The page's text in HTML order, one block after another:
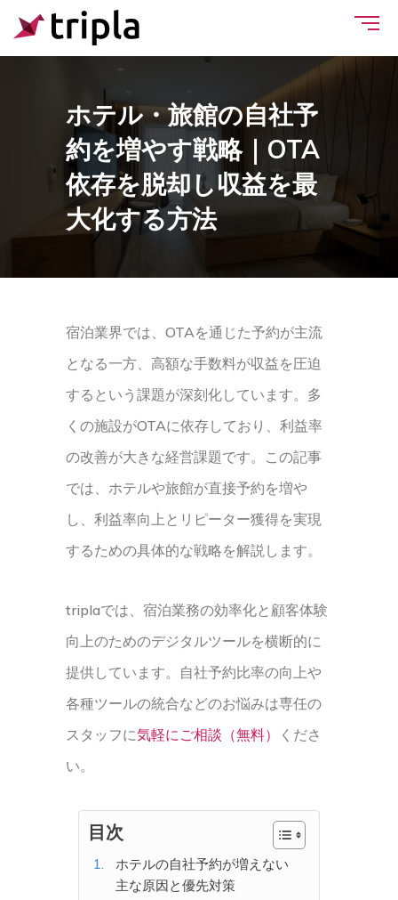
ホテル・旅館の自社予
約を増やす戦略｜OTA
依存を脱却し収益を最
大化する方法
宿泊業界では、OTAを通じた予約が主流
となる一方、高額な手数料が収益を圧迫
するという課題が深刻化しています。多
くの施設がOTAに依存しており、利益率
の改善が大きな経営課題です。この記事
では、ホテルや旅館が直接予約を増や
し、利益率向上とリピーター獲得を実現
するための具体的な戦略を解説します。
triplaでは、宿泊業務の効率化と顧客体験
向上のためのデジタルツールを横断的に
提供しています。自社予約比率の向上や
各種ツールの統合などのお悩みは専任の
スタッフに気軽にご相談（無料）
くださ
い。
目次
ホテルの自社予約が増えない
主な原因と優先対策